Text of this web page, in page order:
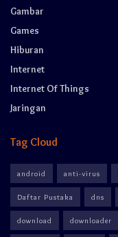
Gambar
Games
Hiburan
Internet
Internet Of Things
Jaringan
Tag Cloud
android anti-virus
Daftar Pustaka dns
download downloader